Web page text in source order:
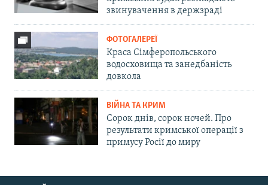
звинувачення в держзраді
ФОТОГАЛЕРЕЇ
Краса Сімферопольського
водосховища та занедбаність
довкола
ВІЙНА ТА КРИМ
Сорок днів, сорок ночей. Про
результати кримської операції з
примусу Росії до миру